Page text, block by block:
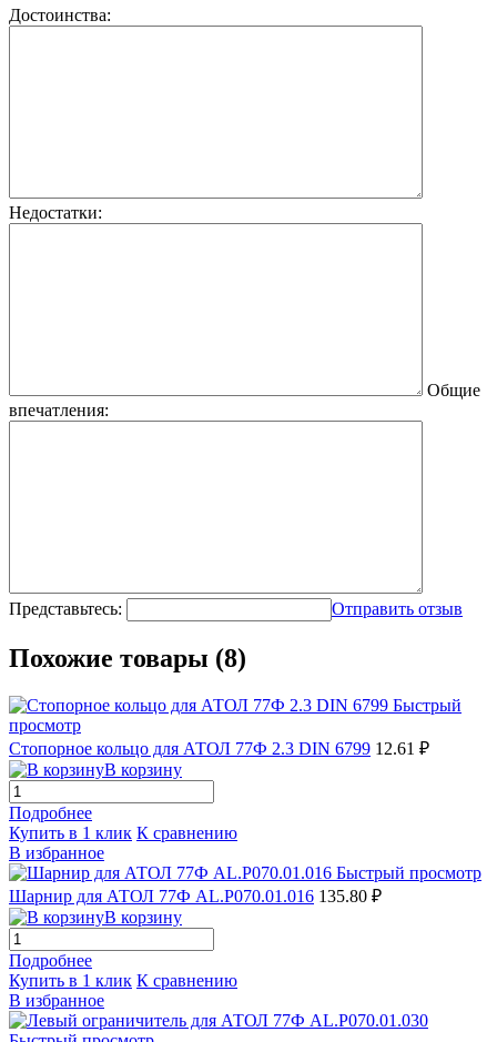
Достоинства:
Недостатки:
Общие
впечатления:
Представьтесь: Отправить отзыв
Похожие товары (8)
Быстрый
просмотр
Стопорное кольцо для АТОЛ 77Ф 2.3 DIN 6799 12.61 ₽
В корзину
Подробнее
Купить в 1 клик К сравнению
В избранное
Быстрый просмотр
Шарнир для АТОЛ 77Ф AL.P070.01.016 135.80 ₽
В корзину
Подробнее
Купить в 1 клик К сравнению
В избранное